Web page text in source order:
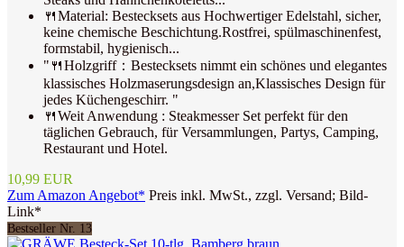
🍴Material: Bestecksets aus Hochwertiger Edelstahl, sicher,
keine chemische Beschichtung.Rostfrei, spülmaschinenfest,
formstabil, hygienisch...
"🍴Holzgriff：Bestecksets nimmt ein schönes und elegantes
klassisches Holzmaserungsdesign an,Klassisches Design für
jedes Küchengeschirr. "
🍴Weit Anwendung : Steakmesser Set perfekt für den
täglichen Gebrauch, für Versammlungen, Partys, Camping,
Restaurant und Hotel.
10,99 EUR
Zum Amazon Angebot* Preis inkl. MwSt., zzgl. Versand; Bild-
Link*
Bestseller Nr. 13